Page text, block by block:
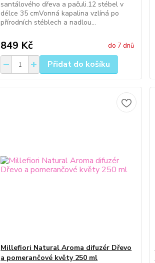
santálového dřeva a pačuli.12 stébel v
délce 35 cmVonná kapalina vzlíná po
přírodních stéblech a nadlou...
849 Kč do 7 dnů
Přidat do košíku
Millefiori Natural Aroma difuzér Dřevo
a pomerančové květy 250 ml